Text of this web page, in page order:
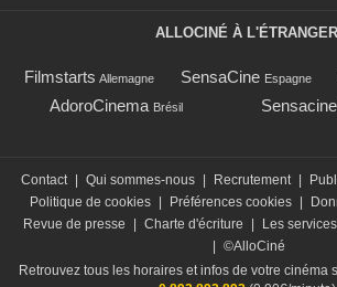
ALLOCINÉ À L'ÉTRANGER
Filmstarts Allemagne SensaCine Espagne
AdoroCinema Brésil
Contact Qui sommes-nous Recrutement
Politique de cookies
Préférences cookies
Revue de presse
Charte d'écriture Les
©AlloCiné
Retrouvez tous les horaires et infos de votre cinéma